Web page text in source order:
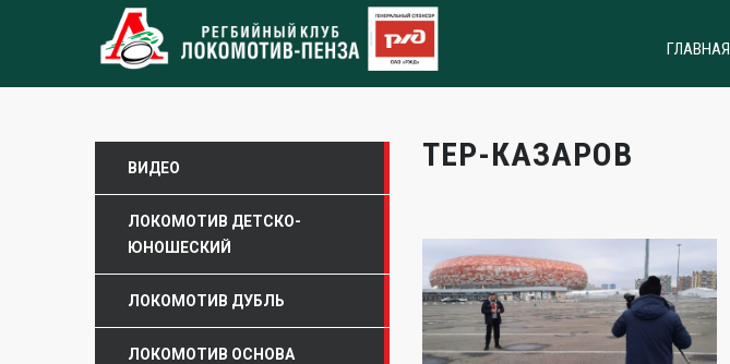
ГЛАВНАЯ
ТЕР-КАЗАРОВ
ВИДЕО
ЛОКОМОТИВ ДЕТСКО-
ЮНОШЕСКИЙ
ЛОКОМОТИВ ДУБЛЬ
ЛОКОМОТИВ ОСНОВА